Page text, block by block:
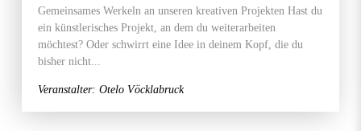
Gemeinsames Werkeln an unseren kreativen Projekten Hast du
ein künstlerisches Projekt, an dem du weiterarbeiten
möchtest? Oder schwirrt eine Idee in deinem Kopf, die du
bisher nicht...
Veranstalter: Otelo Vöcklabruck